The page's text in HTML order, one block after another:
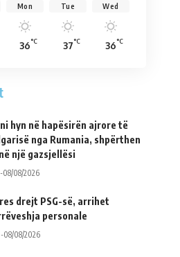
Mon
36°C
Tue
37°C
Wed
36°C
hyn në hapësirën ajrore të
nga Rumania, shpërthen
një gazsjellësi
-08/08/2026
drejt PSG-së, arrihet
personale
-08/08/2026